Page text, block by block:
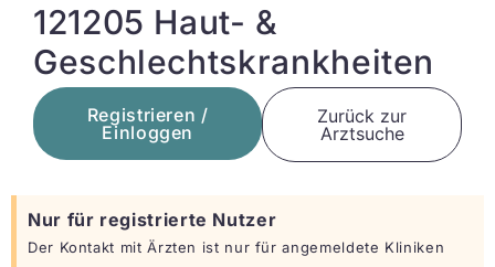
121205 Haut- &
Geschlechtskrankheiten
Registrieren /
Einloggen
Zurück zur
Arztsuche
Nur für registrierte Nutzer
Der Kontakt mit Ärzten ist nur für angemeldete Kliniken